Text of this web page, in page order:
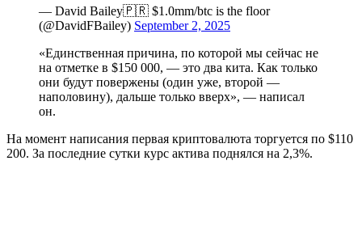
— David Bailey🇵🇷 $1.0mm/btc is the floor
(@DavidFBailey) September 2, 2025
«Единственная причина, по которой мы сейчас не
на отметке в $150 000, — это два кита. Как только
они будут повержены (один уже, второй —
наполовину), дальше только вверх», — написал
он.
На момент написания первая криптовалюта торгуется по $110
200. За последние сутки курс актива поднялся на 2,3%.